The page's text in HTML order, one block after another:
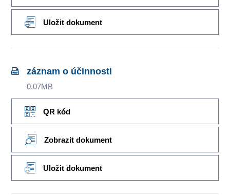
Uložit dokument
záznam o účinnosti
0.07MB
QR kód
Zobrazit dokument
Uložit dokument